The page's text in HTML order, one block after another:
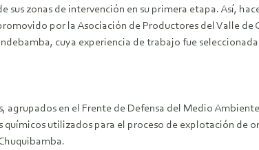
zonas de intervención en su primera etapa. Así,
por la Asociación de Productores del Valle de
cuya experiencia de trabajo fue
agrupados en el Frente de Defensa del Medio
utilizados para el proceso de explotación de